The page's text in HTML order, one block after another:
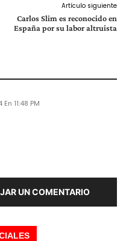
Artículo siguiente
Carlos Slim es reconocido en
España por su labor altruista
11:48 PM
UN COMENTARIO